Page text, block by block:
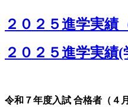
２０２５進学実績
２０２５進学実績(
令和７年度入試 合格者（